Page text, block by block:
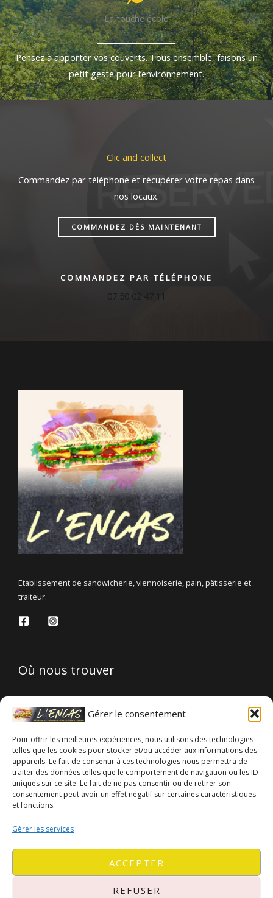
Gérer le consentement
Pour offrir les meilleures expériences, nous utilisons des technologies
telles que les cookies pour stocker et/ou accéder aux informations des
appareils. Le fait de consentir à ces technologies nous permettra de
traiter des données telles que le comportement de navigation ou les ID
uniques sur ce site. Le fait de ne pas consentir ou de retirer son
consentement peut avoir un effet négatif sur certaines caractéristiques
et fonctions.
Gérer les services
ACCEPTER
REFUSER
La touche écolo
Pensez à apporter vos couverts. Tous ensemble, faisons un
petit geste pour l’environnement.
Clic and collect
Commandez par téléphone et récupérer votre repas dans
nos locaux.
COMMANDEZ DÈS MAINTENANT
COMMANDEZ PAR TÉLÉPHONE
07 50 02 47 11
Etablissement de sandwicherie, viennoiserie, pain, pâtisserie et
traiteur.
Où nous trouver
7 Rue du Gma, 68580 Seppois-le-Bas
07 50 02 47 11
Notre adresse avec Google Map
Contact A propos
Mentions légales